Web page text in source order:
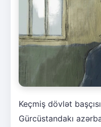
Keçmiş dövlət
Gürcüstandakı